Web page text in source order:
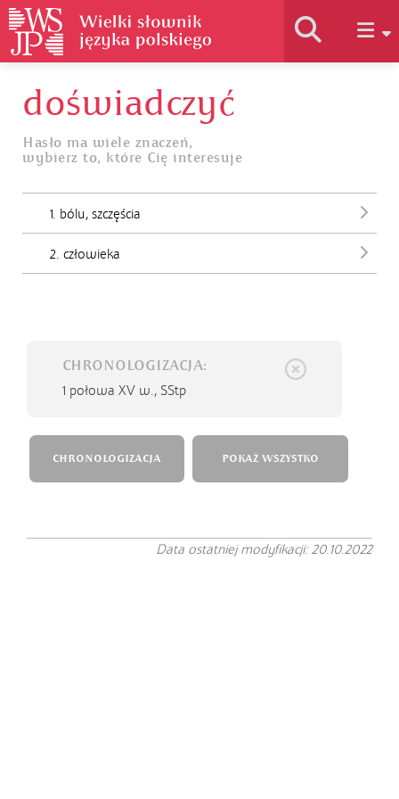
Historia słownika
Jak korzystać
Podstawy naukowe
doświadczyć
Hasło ma wiele znaczeń,
wybierz to, które Cię interesuje
1. bólu, szczęścia
2. człowieka
CHRONOLOGIZACJA:
1 połowa XV w., SStp
CHRONOLOGIZACJA POKAŻ WSZYSTKO
Data ostatniej modyfikacji: 20.10.2022